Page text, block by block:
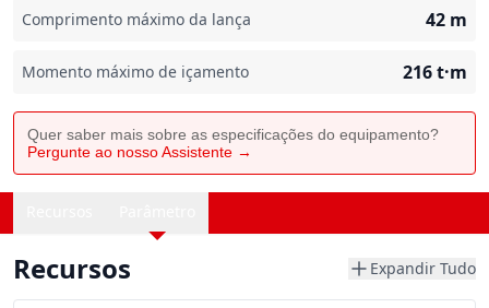
Comprimento máximo da lança 42 m
Momento máximo de içamento 216t·m
Quer saber mais sobre as especificações do equipamento?
Pergunte ao nosso Assistente →
Recursos Expandir Tudo